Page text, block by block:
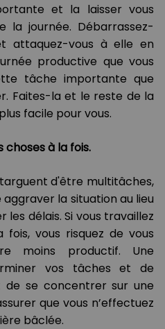
et la laisser vous
journée. Débarrassez-
attaquez-vous à elle en
productive que vous
tâche importante que
Faites-la et le reste de la
facile pour vous.
choses à la fois.
d'être multitâches,
la situation au lieu
délais. Si vous travaillez
vous risquez de vous
moins productif. Une
vos tâches et de
de se concentrer sur une
que vous n’effectuez
bâclée.